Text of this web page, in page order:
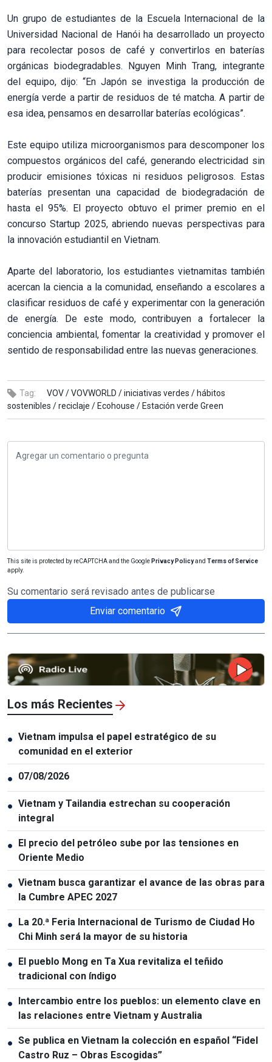
Un grupo de estudiantes de la Escuela Internacional de la
Universidad Nacional de Hanói ha desarrollado un proyecto
para recolectar posos de café y convertirlos en baterías
orgánicas biodegradables. Nguyen Minh Trang, integrante
del equipo, dijo: “En Japón se investiga la producción de
energía verde a partir de residuos de té matcha. A partir de
esa idea, pensamos en desarrollar baterías ecológicas”.
Este equipo utiliza microorganismos para descomponer los
compuestos orgánicos del café, generando electricidad sin
producir emisiones tóxicas ni residuos peligrosos. Estas
baterías presentan una capacidad de biodegradación de
hasta el 95%. El proyecto obtuvo el primer premio en el
concurso Startup 2025, abriendo nuevas perspectivas para
la innovación estudiantil en Vietnam.
Aparte del laboratorio, los estudiantes vietnamitas también
acercan la ciencia a la comunidad, enseñando a escolares a
clasificar residuos de café y experimentar con la generación
de energía. De este modo, contribuyen a fortalecer la
conciencia ambiental, fomentar la creatividad y promover el
sentido de responsabilidad entre las nuevas generaciones.
Tag: VOV /VOVWORLD /iniciativas verdes / hábitos
sostenibles /reciclaje / Ecohouse / Estación verde Green
This site is protected by reCAPTCHA and the Google Privacy Policyand Terms of Service
apply.
Su comentario será revisado antes de publicarse
Enviar comentario
Los más Recientes
● Vietnam impulsa el papel estratégico de su
comunidad en el exterior
● 07/08/2026
● Vietnam y Tailandia estrechan su cooperación
integral
● El precio del petróleo sube por las tensiones en
Oriente Medio
● Vietnam busca garantizar el avance de las obras para
la Cumbre APEC 2027
● La 20.ª Feria Internacional de Turismo de Ciudad Ho
Chi Minh será la mayor de su historia
● El pueblo Mong en Ta Xua revitaliza el teñido
tradicional con índigo
● Intercambio entre los pueblos: un elemento clave en
las relaciones entre Vietnam y Australia
● Se publica en Vietnam la colección en español “Fidel
Castro Ruz – Obras Escogidas”